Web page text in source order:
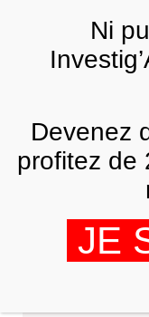
Ni
Devenez
profitez de
JE